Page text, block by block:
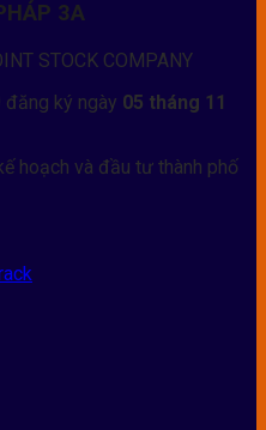
3A
STOCK COMPANY
ký ngày 05 tháng 11
hoạch và đầu tư thành phố